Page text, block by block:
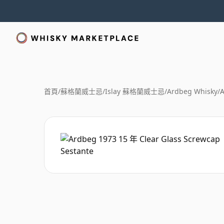
首頁/蘇格蘭威士忌/Islay 蘇格蘭威士忌/Ardbeg Whisky/